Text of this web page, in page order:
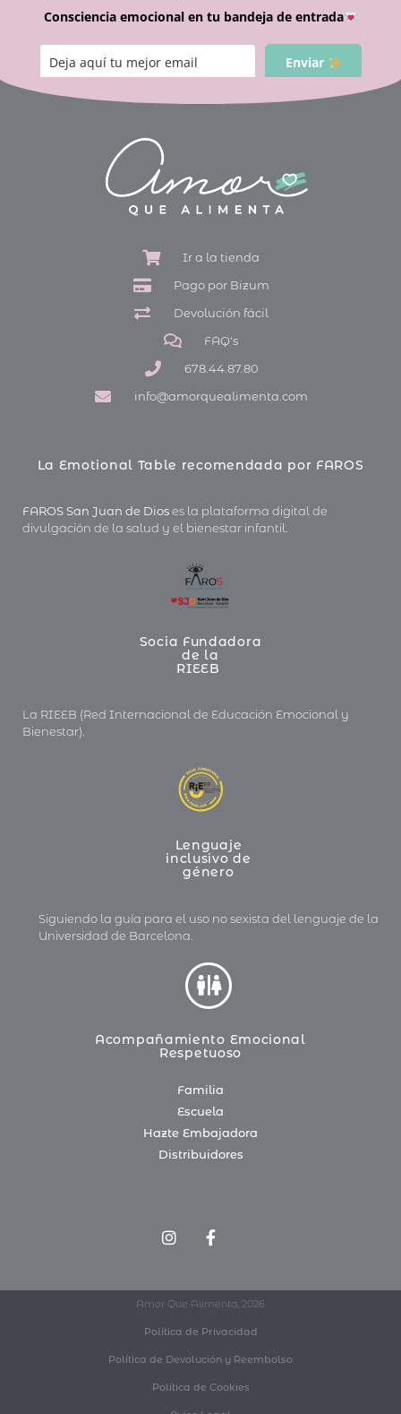
Consciencia emocional en tu bandeja de entrada
Enviar
Ir a la tienda
Pago por Bizum
Devolución fácil
FAQ's
678.44.87.80
info@amorquealimenta.com
La Emotional Table recomendada por FAROS
FAROS San Juan de Dioses la plataforma digital de
divulgación de la salud y el bienestar infantil.
Socia Fundadora
de la
RIEEB
La RIEEB (Red Internacional de Educación Emocional y
Bienestar).
Lenguaje
inclusivo de
género
Siguiendo la guía para el uso no sexista del lenguaje de la
Universidad de Barcelona.
Acompañamiento Emocional
Respetuoso
Familia
Escuela
Hazte Embajadora
Distribuidores
Amor Que Alimenta, 2026
Política de Privacidad
Política de Devolución y Reembolso
Política de Cookies